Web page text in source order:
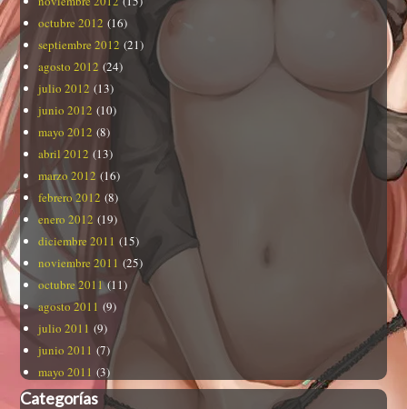
octubre 2012 (16)
septiembre 2012 (21)
agosto 2012 (24)
julio 2012 (13)
junio 2012 (10)
mayo 2012 (8)
abril 2012 (13)
marzo 2012 (16)
febrero 2012 (8)
enero 2012 (19)
diciembre 2011 (15)
noviembre 2011 (25)
octubre 2011(11)
agosto 2011 (9)
julio 2011 (9)
junio 2011 (7)
mayo 2011 (3)
Categorías